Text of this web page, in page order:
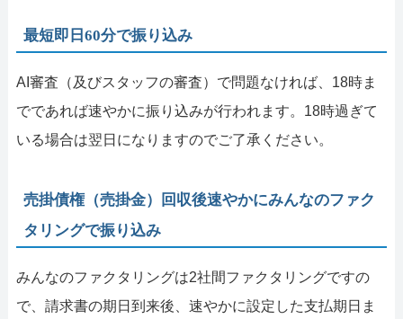
最短即日60分で振り込み
AI審査（及びスタッフの審査）で問題なければ、18時ま
でであれば速やかに振り込みが行われます。18時過ぎて
いる場合は翌日になりますのでご了承ください。
売掛債権（売掛金）回収後速やかにみんなのファク
タリングで振り込み
みんなのファクタリングは2社間ファクタリングですの
で、請求書の期日到来後、速やかに設定した支払期日ま